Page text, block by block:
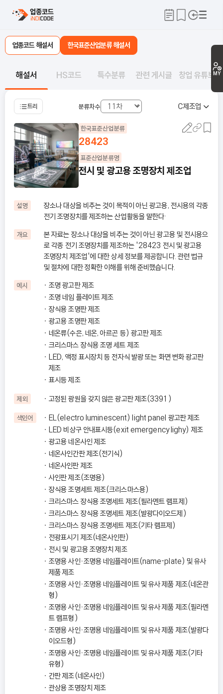
MY
업종코드 해설서 한국표준산업분류 해설서
해설서 HS코드 특수분류 관련 게시글 창업 유튜브
트리 분류차수 C제조업
한국표준산업분류
28423
표준산업분류명
전시 및 광고용 조명장치 제조업
설명
장소나 대상을 비추는 것이 목적이 아닌 광고용, 전시용의 각종
전기 조명장치를 제조하는 산업활동을 말한다·
개요
본 자료는 장소나 대상을 비추는 것이 아닌 광고용 및 전시용으
로 각종 전기 조명장치를 제조하는 '28423 전시 및 광고용
조명장치 제조업'에 대한 상세 정보를 제공합니다. 관련 법규
및 절차에 대한 정확한 이해를 위해 준비했습니다.
예시
조명 광고판 제조
조명 네임 플레이트 제조
장식용 조명판 제조
광고용 조명판 제조
네온류(수은, 네온, 아르곤 등) 광고판 제조
크리스마스 장식용 조명 세트 제조
LED, 액정 표시장치 등 전자식 발광 또는 화면 변화 광고판
제조
표시등 제조
제외 고정된 광원을 갖지 않은 광고판 제조(3391)
색인어
EL(electro luminescent) light panel 광고판 제조
LED 비상구 안내표시등(exit emergency lighy) 제조
광고용 네온사인 제조
네온사인간판 제조(전기식)
네온사인판 제조
사인판 제조(조명용)
장식용 조명세트 제조(크리스마스용)
크리스마스 장식용 조명세트 제조(필라멘트 램프제)
크리스마스 장식용 조명세트 제조(발광다이오드제)
크리스마스 장식용 조명세트 제조(기타 램프제)
전광표시기 제조(네온사인판)
전시 및 광고용 조명장치 제조
조명용 사인ㆍ조명용 네임플레이트(name-plate) 및 유사
제품 제조
조명용 사인ㆍ조명용 네임플레이트 및 유사 제품 제조(네온관
형)
조명용 사인ㆍ조명용 네임플레이트 및 유사 제품 제조(필라멘
트 램프형)
조명용 사인ㆍ조명용 네임플레이트 및 유사 제품 제조(발광다
이오드형)
조명용 사인ㆍ조명용 네임플레이트 및 유사 제품 제조(기타
유형)
간판 제조(네온사인)
관상용 조명장치 제조